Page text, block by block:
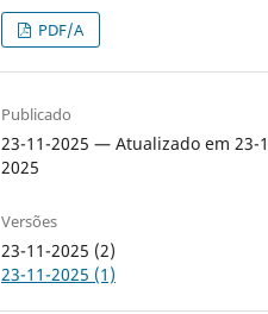
PDF/A
Publicado
23-11-2025 — Atualizado em 23-
2025
Versões
23-11-2025 (2)
23-11-2025 (1)